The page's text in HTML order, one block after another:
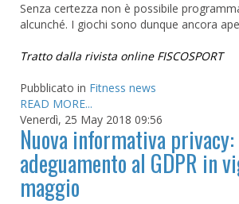
Senza certezza non è possibile
alcunché. I giochi sono dunque ancora
Tratto dalla rivista online FISCOSPORT
Pubblicato in Fitness news
READ MORE...
Venerdì, 25 May 2018 09:56
Nuova informativa privacy:
adeguamento al GDPR in
maggio